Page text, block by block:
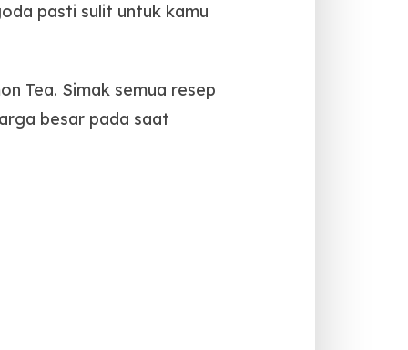
pasti sulit untuk kamu
Tea. Simak semua resep
besar pada saat